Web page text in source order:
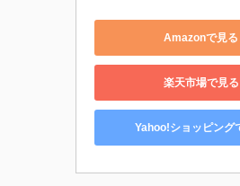
Amazonで見る
楽天市場で見る
Yahoo!ショッピング